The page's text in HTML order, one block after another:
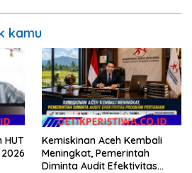
kamu
HUT
Kemiskinan Aceh Kembali
Meningkat, Pemerintah
Diminta Audit Efektivitas